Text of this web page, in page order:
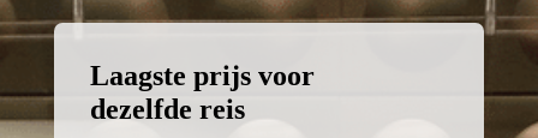
Laagste prijs voor
dezelfde reis